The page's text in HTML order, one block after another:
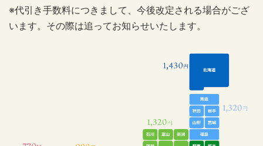
※代引き手数料につきまして、今後改定される場合がござ
います。その際は追ってお知らせいたします。